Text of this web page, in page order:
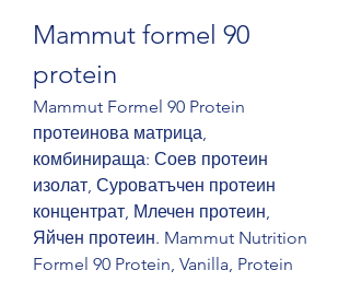
Mammut formel 90
protein
Mammut Formel 90 Protein
протеинова матрица,
комбинираща: Соев протеин
изолат, Суроватъчен протеин
концентрат, Млечен протеин,
Яйчен протеин. Mammut Nutrition
Formel 90 Protein, Vanilla, Protein